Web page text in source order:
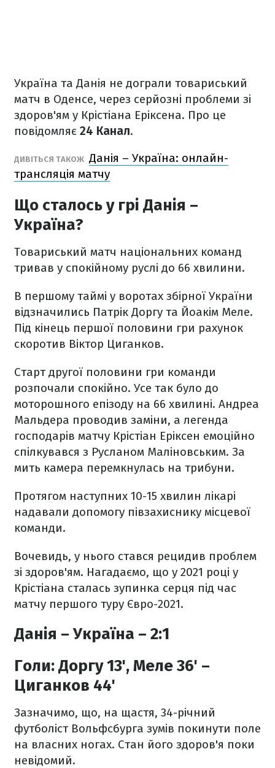
Україна та Данія не дограли товариський
матч в Оденсе, через серйозні проблеми зі
здоров'ям у Крістіана Еріксена. Про це
повідомляє 24 Канал.
ДИВІТЬСЯ ТАКОЖ Данія – Україна: онлайн-
трансляція матчу
Що сталось у грі Данія –
Україна?
Товариський матч національних команд
тривав у спокійному руслі до 66 хвилини.
В першому таймі у воротах збірної України
відзначились Патрік Доргу та Йоакім Меле.
Під кінець першої половини гри рахунок
скоротив Віктор Циганков.
Старт другої половини гри команди
розпочали спокійно. Усе так було до
моторошного епізоду на 66 хвилині. Андреа
Мальдера проводив заміни, а легенда
господарів матчу Крістіан Еріксен емоційно
спілкувався з Русланом Маліновським. За
мить камера перемкнулась на трибуни.
Протягом наступних 10-15 хвилин лікарі
надавали допомогу півзахиснику місцевої
команди.
Вочевидь, у нього стався рецидив проблем
зі здоров'ям. Нагадаємо, що у 2021 році у
Крістіана сталась зупинка серця під час
матчу першого туру Євро-2021.
Данія – Україна – 2:1
Голи: Доргу 13', Меле 36' –
Циганков 44'
Зазначимо, що, на щастя, 34-річний
футболіст Вольфсбурга зумів покинути поле
на власних ногах. Стан його здоров'я поки
невідомий.